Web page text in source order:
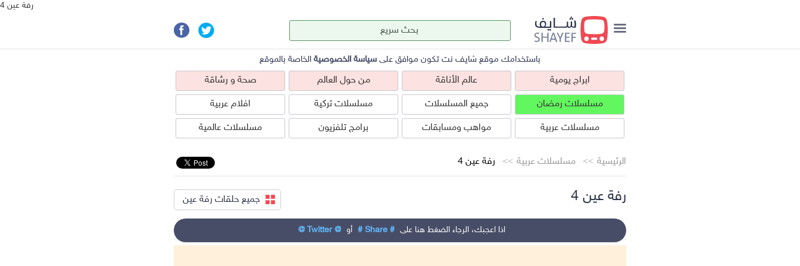
رفة عين 4
ابراج يومية صحة و رشاقة
باستخدامك موقع شايف نت تكون موافق على سياسة الخصوصية الخاصة بالموقع
ابراج يومية عالم الأناقة من حول العالم صحة و رشاقة
مسلسلات رمضان جميع المسلسلات مسلسلات تركية افلام عربية
مسلسلات عربية مواهب ومسابقات برامج تلفزيون مسلسلات عالمية
الرئيسية مسلسلات عربية رفة عين 4
جميع حلقات رفة عين رفة عين 4
اذا اعجبك، الرجاء الضغط هنا على # Share # أو @ Twitter @